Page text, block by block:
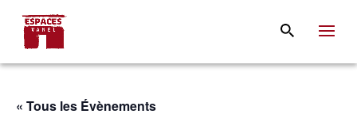
« Tous les Évènements